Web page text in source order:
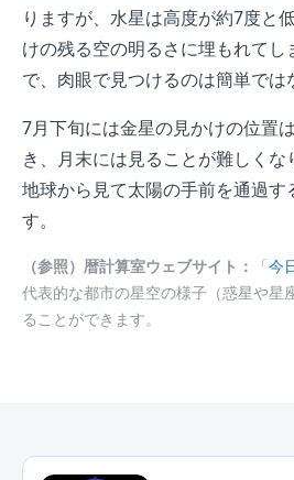
りますが、水星は高度が約7度と
けの残る空の明るさに埋もれて
で、肉眼で見つけるのは簡単では
7月下旬には金星の見かけの位置
き、月末には見ることが難しく
地球から見て太陽の手前を通過す
す。
（参照） 暦計算室ウェブサイト ： 「今
代表的な都市の星空の様子（惑星や星
ることができます。